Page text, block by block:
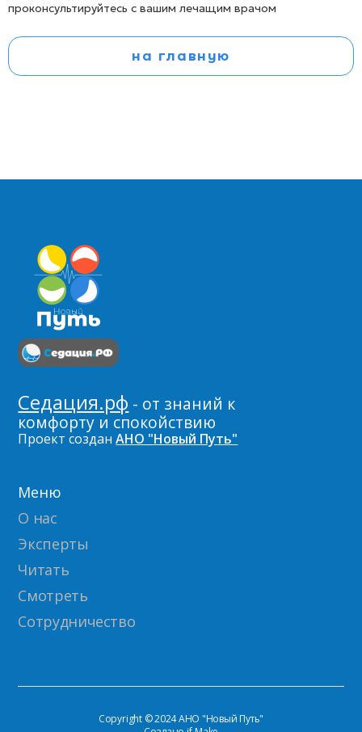
проконсультируйтесь с вашим лечащим врачом
на главную
Седация.рф - от знаний к
комфорту и спокойствию
Проект созданАНО "Новый Путь"
Меню
О нас
Эксперты
Читать
Смотреть
Сотрудничество
Copyright © 2024 АНО "Новый Путь"